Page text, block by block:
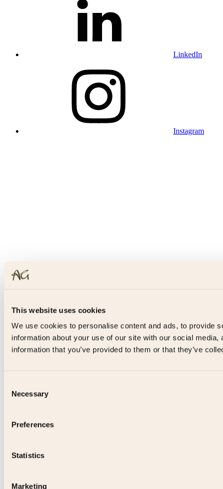
This website uses cookies
We use cookies to personalise content and ads, to provide
information about your use of our site with our social
information that you’ve provided to them or that they’ve
Selection
Necessary
Preferences
Statistics
Marketing
LinkedIn
Instagram